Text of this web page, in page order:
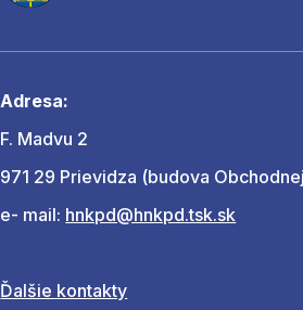
Adresa:
F. Madvu 2
971 29 Prievidza (budova
e- mail: hnkpd@hnkpd.tsk.sk
Ďalšie kontakty